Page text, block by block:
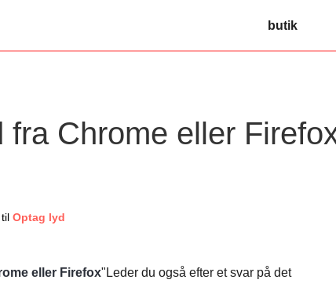
butik
fra Chrome eller
til Optag lyd
eller Firefox"Leder du også efter et svar på det